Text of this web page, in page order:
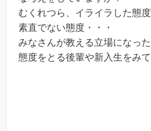
むくれつら、イライラした態
素直でない態度・・・
みなさんが教える立場になっ
態度をとる後輩や新入生をみ